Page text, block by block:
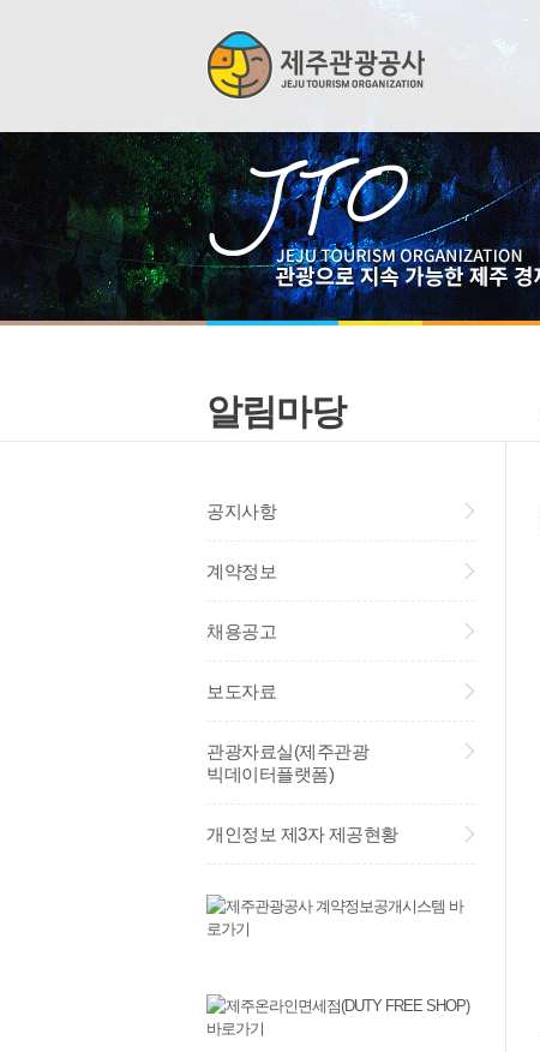
알림마당
공지사항
계약정보
채용공고
보도자료
관광자료실(제주관광
빅데이터플랫폼)
개인정보 제3자 제공현황